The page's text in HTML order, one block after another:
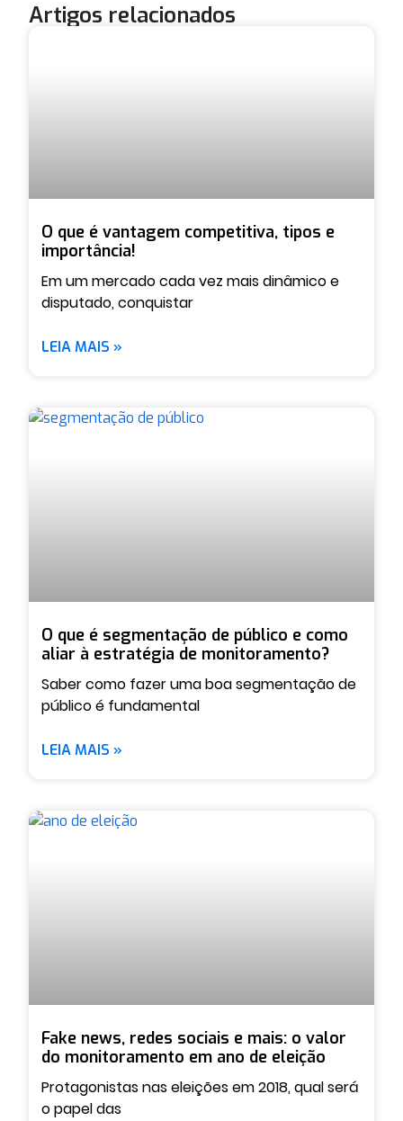
Artigos relacionados
O que é vantagem competitiva, tipos e
importância!
Em um mercado cada vez mais dinâmico e
disputado, conquistar
LEIA MAIS »
O que é segmentação de público e como
aliar à estratégia de monitoramento?
Saber como fazer uma boa segmentação de
público é fundamental
LEIA MAIS »
Fake news, redes sociais e mais: o valor
do monitoramento em ano de eleição
Protagonistas nas eleições em 2018, qual será
o papel das